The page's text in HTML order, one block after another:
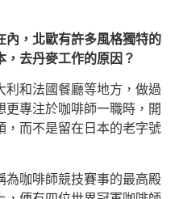
，北歐有許多風格獨特的
，去丹麥工作的原因？
利和法國餐廳等地方，做過
更專注於咖啡師一職時，開
，而不是留在日本的老字號
為咖啡師競技賽事的最高殿